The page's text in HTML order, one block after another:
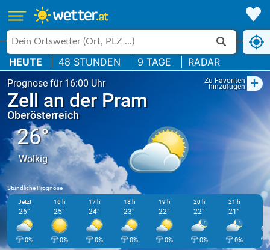
HEUTE 48 STUNDEN 9 TAGE RADAR
Prognose für 16:00 Uhr Zu Favoriten
hinzufügen +
Zell an der Pram
Oberösterreich
26°
Wolkig
Stündliche Prognose
Jetzt
26°
0%
16 h
25°
0%
17 h
24°
0%
18 h
23°
0%
19 h
22°
0%
20 h
22°
0%
21 h
21°
0%